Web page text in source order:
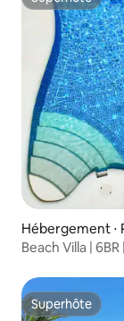
Superhôte
Hébergement ⋅
Beach Villa |
Superhôte
Superhôte